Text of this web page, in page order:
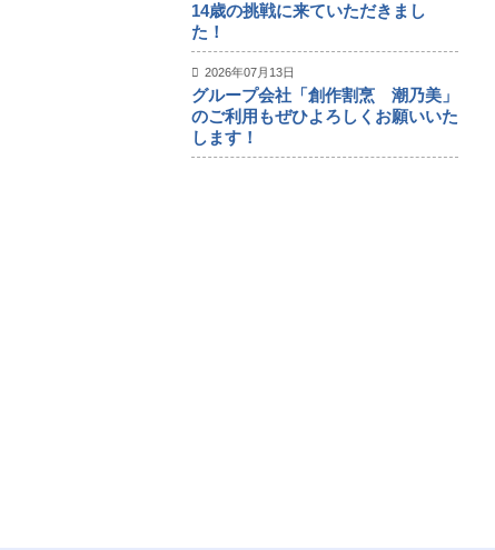
14歳の挑戦に来ていただきまし
た！
2026年07月13日
グループ会社「創作割烹 潮乃美」
のご利用もぜひよろしくお願いいた
します！